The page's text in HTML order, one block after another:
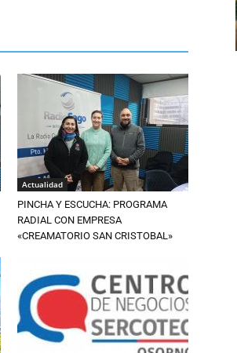
Actualidad
PINCHA Y ESCUCHA: PROGRAMA
RADIAL CON EMPRESA
«CREAMATORIO SAN CRISTOBAL»